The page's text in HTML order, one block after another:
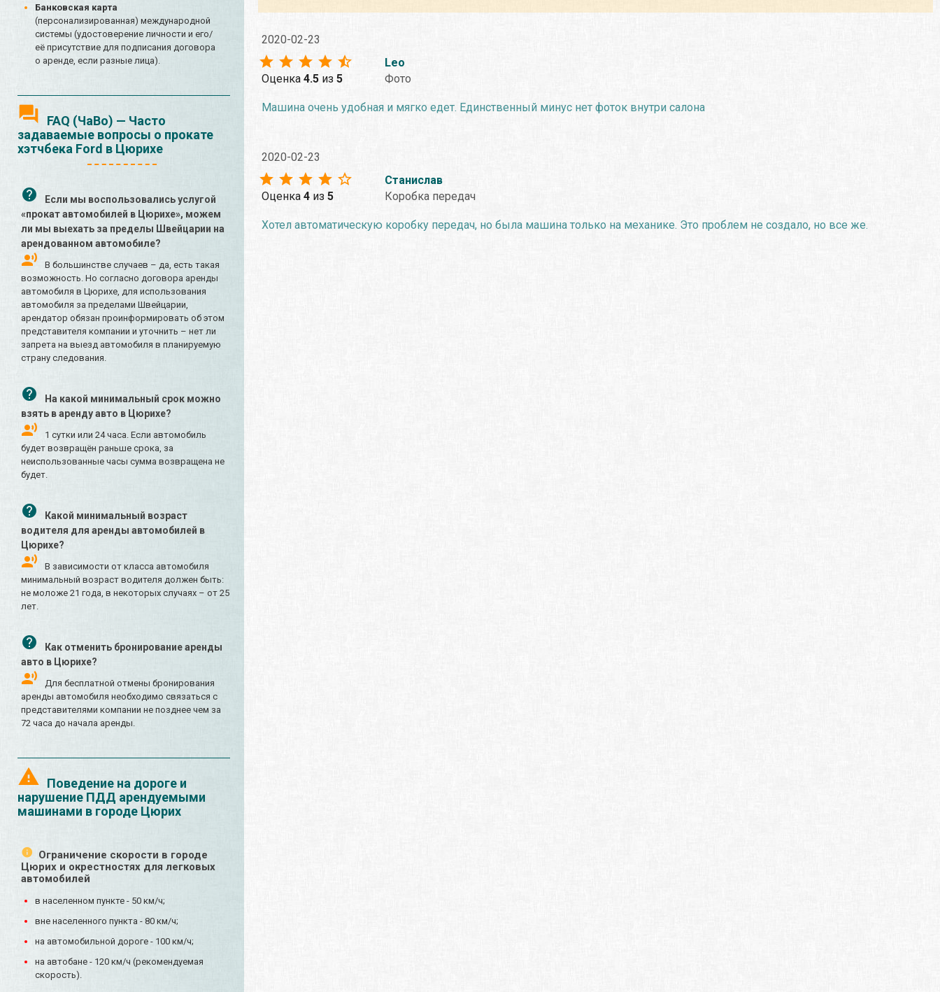
Банковская карта
(персонализированная) международной
системы (удостоверение личности и его/
её присутствие для подписания договора
о аренде, если разные лица).
FAQ (ЧаВо) — Часто
задаваемые вопросы о прокате
хэтчбека Ford в Цюрихе
Если мы воспользовались услугой
«прокат автомобилей в Цюрихе», можем
ли мы выехать за пределы Швейцарии на
арендованном автомобиле?
В большинстве случаев – да, есть такая
возможность. Но согласно договора аренды
автомобиля в Цюрихе, для использования
автомобиля за пределами Швейцарии,
арендатор обязан проинформировать об этом
представителя компании и уточнить – нет ли
запрета на выезд автомобиля в планируемую
страну следования.
На какой минимальный срок можно
взять в аренду авто в Цюрихе?
1 сутки или 24 часа. Если автомобиль
будет возвращён раньше срока, за
неиспользованные часы сумма возвращена не
будет.
Какой минимальный возраст
водителя для аренды автомобилей в
Цюрихе?
В зависимости от класса автомобиля
минимальный возраст водителя должен быть:
не моложе 21 года, в некоторых случаях – от 25
лет.
Как отменить бронирование аренды
авто в Цюрихе?
Для бесплатной отмены бронирования
аренды автомобиля необходимо связаться с
представителями компании не позднее чем за
72 часа до начала аренды.
Поведение на дороге и
нарушение ПДД арендуемыми
машинами в городе Цюрих
Ограничение скорости в городе
Цюрих и окрестностях для легковых
автомобилей
в населенном пункте - 50 км/ч;
вне населенного пункта - 80 км/ч;
на автомобильной дороге - 100 км/ч;
на автобане - 120 км/ч (рекомендуемая
скорость).
2020-02-23
Оценка 4.5из 5
Leo
Фото
Машина очень удобная и мягко едет. Единственный минус нет фоток внутри салона
2020-02-23
Оценка 4из 5
Станислав
Коробка передач
Хотел автоматическую коробку передач, но была машина только на механике. Это проблем не создало, но все же.